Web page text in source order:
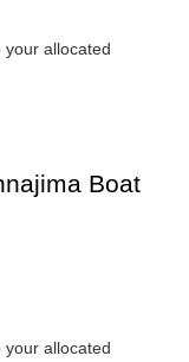
your allocated
Boat
your allocated